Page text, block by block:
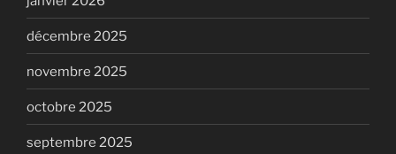
décembre 2025
novembre 2025
octobre 2025
septembre 2025